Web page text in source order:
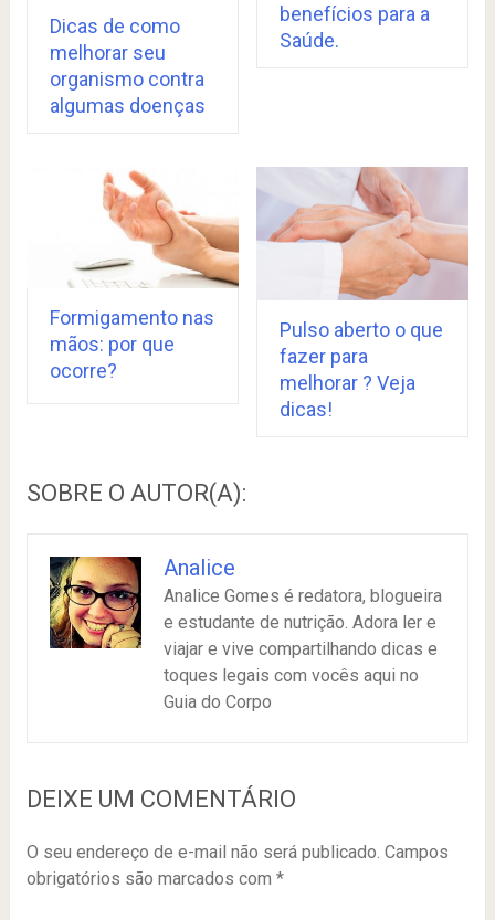
Dicas de como
melhorar seu
organismo contra
algumas doenças
benefícios para a
Saúde.
Formigamento nas
mãos: por que
ocorre?
Pulso aberto o que
fazer para
melhorar ? Veja
dicas!
SOBRE O AUTOR(A):
Analice
Analice Gomes é redatora, blogueira
e estudante de nutrição. Adora ler e
viajar e vive compartilhando dicas e
toques legais com vocês aqui no
Guia do Corpo
DEIXE UM COMENTÁRIO
O seu endereço de e-mail não será publicado. Campos
obrigatórios são marcados com *